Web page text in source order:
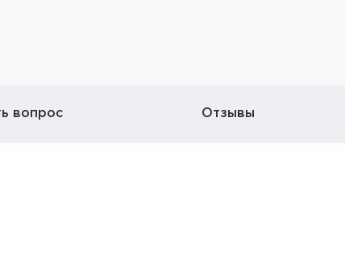
вопрос Отзывы